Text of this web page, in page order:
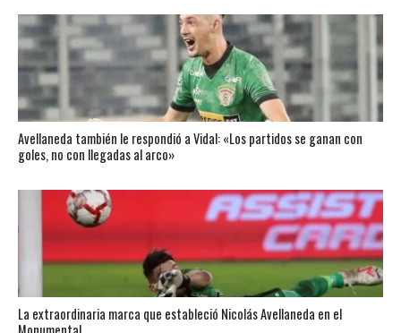
Avellaneda también le respondió a Vidal: «Los partidos se ganan con
goles, no con llegadas al arco»
La extraordinaria marca que estableció Nicolás Avellaneda en el